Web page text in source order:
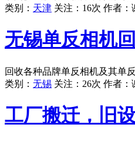
类别： 天津 关注：16次 作者：
无锡单反相机
回收各种品牌单反相机及其单
类别： 无锡 关注：26次 作者：
工厂搬迁，旧